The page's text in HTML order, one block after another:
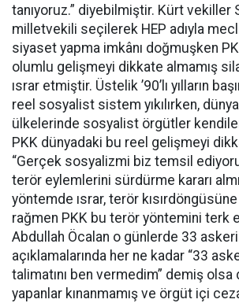
tanıyoruz.” diyebilmiştir. Kürt vekiller
milletvekili seçilerek HEP adıyla
siyaset yapma imkânı doğmuşken
olumlu gelişmeyi dikkate almamış
ısrar etmiştir. Üstelik ’90’lı yılların
reel sosyalist sistem yıkılırken,
ülkelerinde sosyalist örgütler
PKK dünyadaki bu reel gelişmeyi
“Gerçek sosyalizmi biz temsil
terör eylemlerini sürdürme kararı
yöntemde ısrar, terör
rağmen PKK bu terör yöntemini terk
Abdullah Öcalan o günlerde 33
açıklamalarında her ne kadar “33
talimatını ben vermedim” demiş olsa
yapanlar kınanmamış ve örgüt içi